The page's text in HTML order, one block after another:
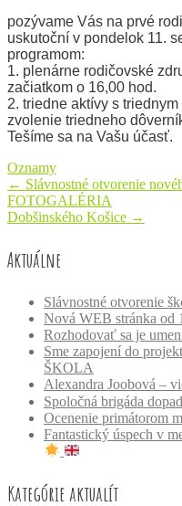
pozývame Vás na prvé
uskutoční v pondelok 11.
programom:
1. plenárne rodičovské
začiatkom o 16,00 hod.
2. triedne aktívy s
zvolenie triedneho
Tešíme sa na Vašu účasť.
Oznamy
Post
navigation
← Slávnostné otvorenie
FOTOGALÉRIA
Dobšinského Košice →
Aktuálne
Slávnostné otvorenie
Nová WEB stránka od
Rozhodovať sa je
Sme zapojení do
ŠKOLA
Alexandra Joobová –
Spoločná brigáda
Ocenenie primátorom
Fantastický úspech v
Kategórie aktualít